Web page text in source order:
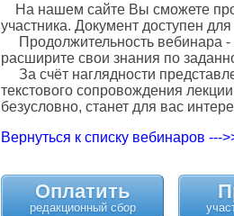
На нашем сайте Вы сможете
участника. Документ доступен
Продолжительность вебинара -
расширите свои знания по
За счёт наглядности
текстового сопровождения
безусловно, станет для вас
Вернуться к списку вебинаров ---
Оплатить
редакционный сбор